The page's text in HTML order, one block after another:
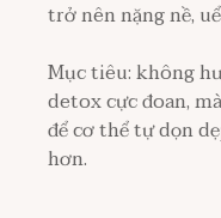
trở nên nặng nề,
Mục tiêu: không
detox cực đoan,
để cơ thể tự dọn
hơn.